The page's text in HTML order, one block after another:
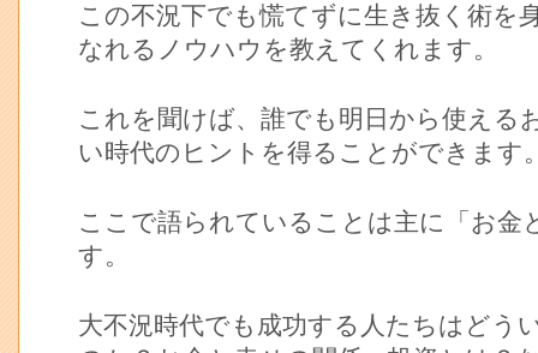
この不況下でも慌てずに生き抜く術を
なれるノウハウを教えてくれます。
これを聞けば、誰でも明日から使える
い時代のヒントを得ることができます
ここで語られていることは主に「お金
す。
大不況時代でも成功する人たちはどう